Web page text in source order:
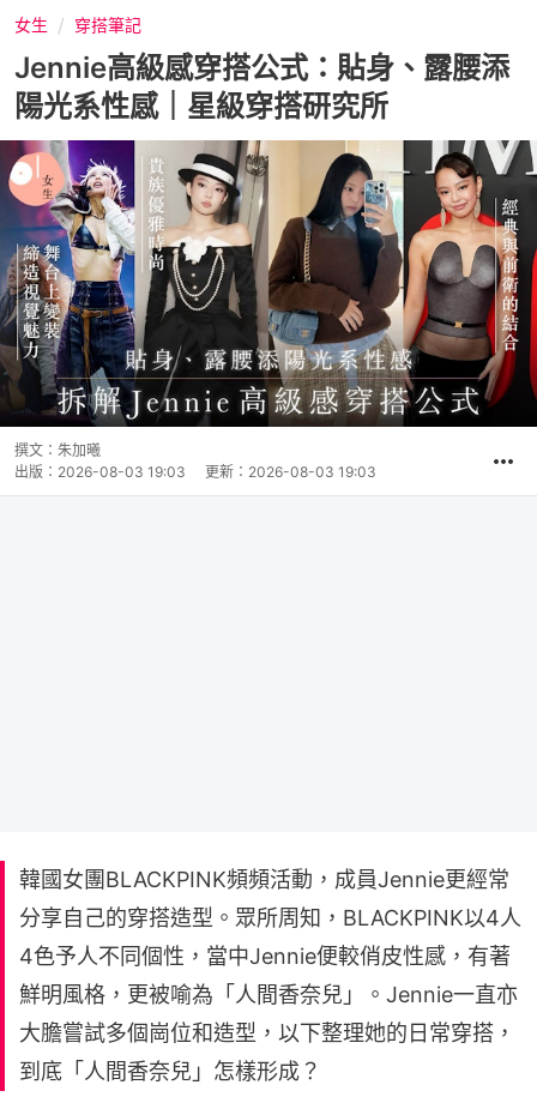
女生 穿搭筆記
Jennie高級感穿搭公式：貼身、露腰添
陽光系性感｜星級穿搭研究所
撰文： 朱加曦
出版： 2026-08-03 19:03 更新： 2026-08-03 19:03
韓國女團BLACKPINK頻頻活動，成員Jennie更經常
分享自己的穿搭造型。眾所周知，BLACKPINK以4人
4色予人不同個性，當中Jennie便較俏皮性感，有著
鮮明風格，更被喻為「人間香奈兒」。Jennie一直亦
大膽嘗試多個崗位和造型，以下整理她的日常穿搭，
到底「人間香奈兒」怎樣形成？